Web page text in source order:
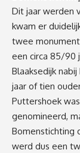
Dit jaar werden
kwam er
twee
een circa 85/90
Blaaksedijk
jaar of tien
Puttershoek
genomineerd,
Bomenstichting
werd dus een